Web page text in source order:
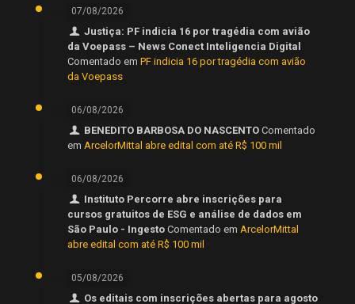
07/08/2026
Justiça: PF indicia 16 por tragédia com avião
da Voepass – News Conect Inteligencia Digital
Comentado em PF indicia 16 por tragédia com avião
da Voepass
06/08/2026
BENEDITO BARBOSA DO NASCENTO Comentado
em ArcelorMittal abre edital com até R$ 100 mil
06/08/2026
Instituto Percorre abre inscrições para
cursos gratuitos de ESG e análise de dados em
São Paulo - Ingesto Comentado em ArcelorMittal
abre edital com até R$ 100 mil
05/08/2026
Os editais com inscrições abertas para agosto